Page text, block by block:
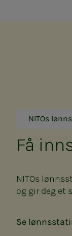
NITOs
Få
NITOs
og gir deg et
Se